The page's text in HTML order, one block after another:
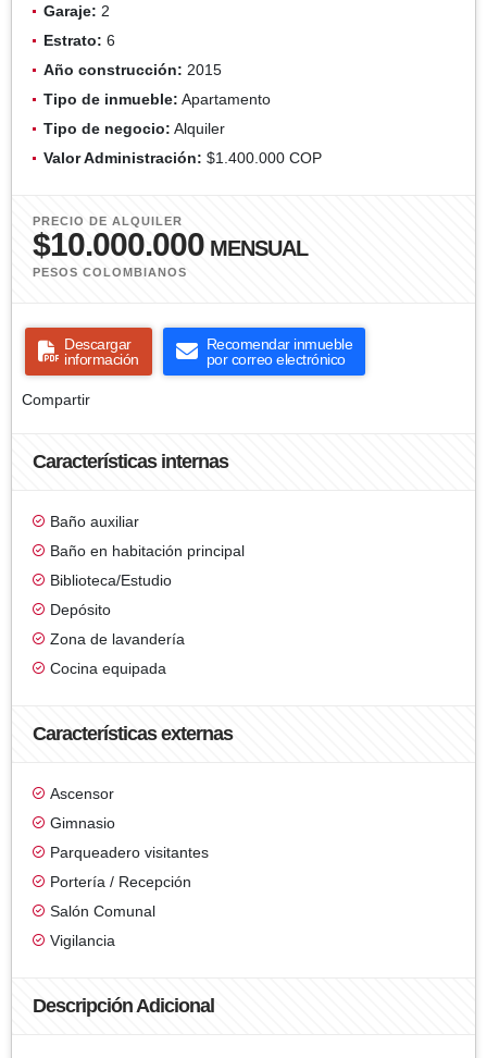
Garaje: 2
Estrato: 6
Año construcción: 2015
Tipo de inmueble: Apartamento
Tipo de negocio: Alquiler
Valor Administración: $1.400.000 COP
PRECIO DE ALQUILER
$10.000.000 MENSUAL
PESOS COLOMBIANOS
Descargar
información
Recomendar inmueble
por correo electrónico
Compartir
Características internas
Baño auxiliar
Baño en habitación principal
Biblioteca/Estudio
Depósito
Zona de lavandería
Cocina equipada
Características externas
Ascensor
Gimnasio
Parqueadero visitantes
Portería / Recepción
Salón Comunal
Vigilancia
Descripción Adicional